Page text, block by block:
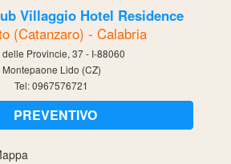
Villaggio Hotel Residence
(Catanzaro) - Calabria
Provincie, 37 - I-88060
Montepaone Lido (CZ)
Tel:0967576721
PREVENTIVO